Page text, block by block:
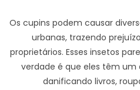
Os cupins podem causar
urbanas, trazendo
proprietários. Esses insetos
verdade é que eles têm
danificando livros,